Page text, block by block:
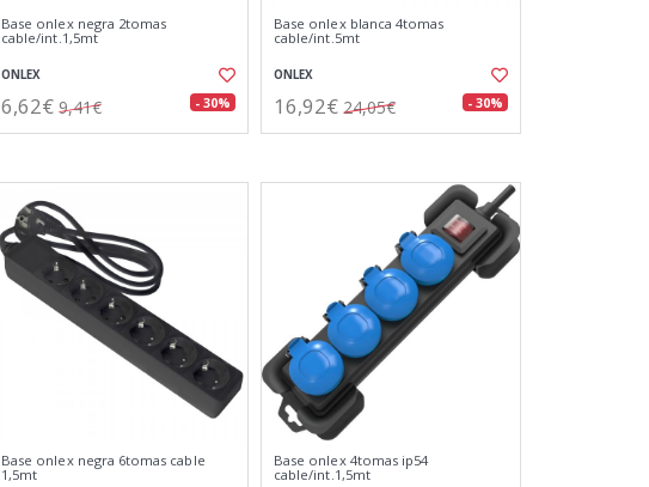
Base onlex negra 2tomas
cable/int.1,5mt
ONLEX
6,62€ 9,41€ - 30%
Base onlex blanca 4tomas
cable/int.5mt
ONLEX
16,92€ 24,05€ - 30%
Base onlex negra 6tomas cable
1,5mt
Base onlex 4tomas ip54
cable/int.1,5mt